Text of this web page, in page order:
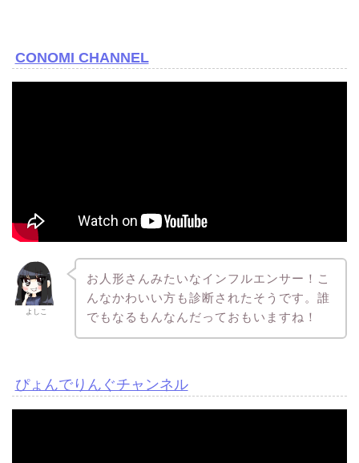
CONOMI CHANNEL
よしこ
お人形さんみたいなインフルエンサー！こ
んなかわいい方も診断されたそうです。誰
でもなるもんなんだっておもいますね！
ぴょんでりんぐチャンネル